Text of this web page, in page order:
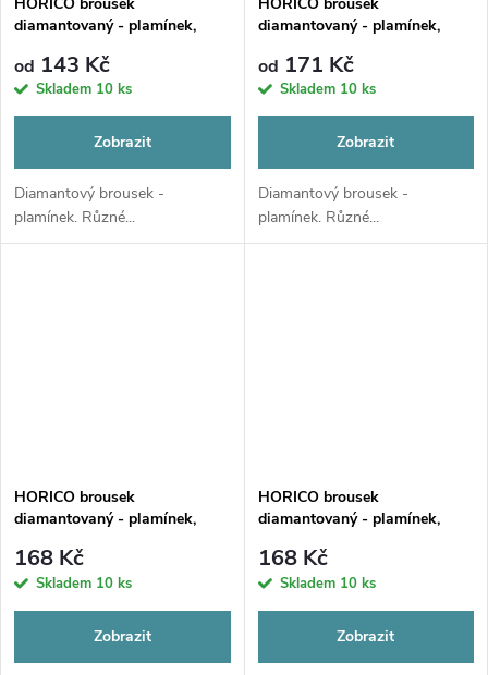
diamantovaný - plamínek,
od 143 Kč
Skladem 10 ks
Zobrazit
Diamantový brousek -
plamínek. Různé...
diamantovaný - plamínek,
od 171 Kč
Skladem 10 ks
Zobrazit
Diamantový brousek -
plamínek. Různé...
HORICO brousek
diamantovaný - plamínek,
168 Kč
Skladem 10 ks
Zobrazit
HORICO brousek
diamantovaný - plamínek,
168 Kč
Skladem 10 ks
Zobrazit